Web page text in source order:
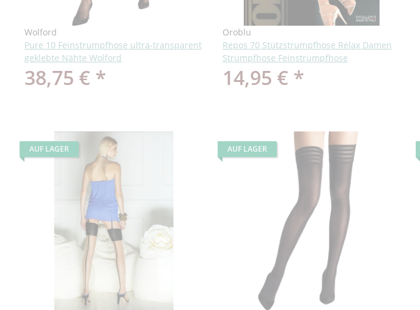
Wolford
Pure 10 Feinstrumpfhose ultra-transparent
geklebte Nähte Wolford
38,75 € *
Oroblu
Repos 70 Stützstrumpfhose Relax Damen
Strumpfhose Feinstrumpfhose
14,95 € *
AUF LAGER AUF LAGER